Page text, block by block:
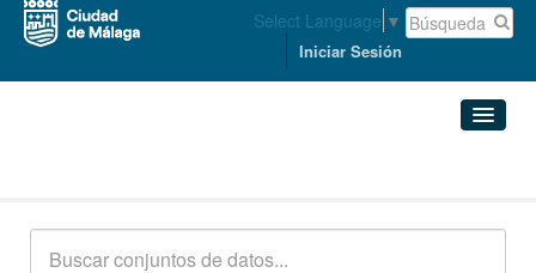
Select Language ▼
Iniciar Sesión